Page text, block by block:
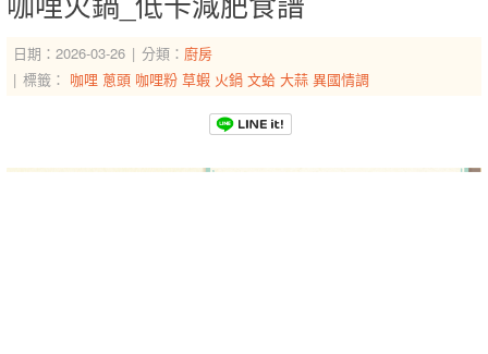
日期：2026-03-26 分類： 廚房
標籤： 咖哩 蔥頭 咖哩粉 草蝦 火鍋 文蛤 大蒜 異國情調